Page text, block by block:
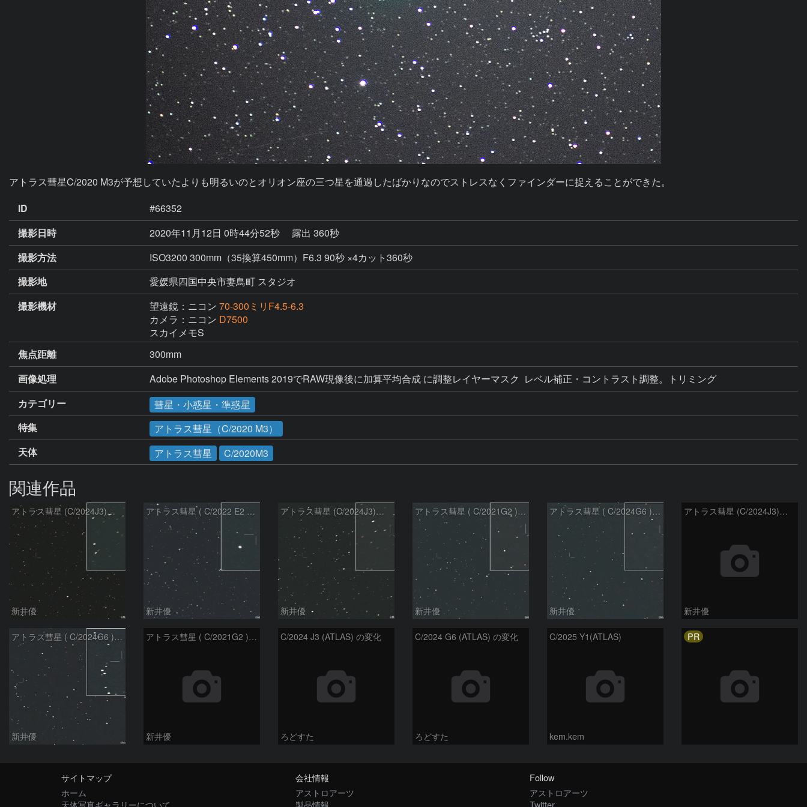
アトラス彗星C/2020 M3が予想していたよりも明るいのとオリオン座の三つ星を通過したばかりなのでストレスなくファインダーに捉えることができた。
ID
#66352
撮影日時
2020年11月12日 0時44分52秒
露出 360秒
撮影方法
ISO3200 300mm（35換算450mm）F6.3 90秒 ×4カット360秒
撮影地
愛媛県四国中央市妻鳥町 スタジオ
撮影機材
望遠鏡：ニコン 70-300ミリF4.5-6.3
カメラ：ニコン D7500
スカイメモS
焦点距離
300mm
画像処理
Adobe Photoshop Elements 2019でRAW現像後に加算平均合成 に調整レイヤーマスク  レベル補正・コントラスト調整。トリミング
カテゴリー
彗星・小惑星・準惑星
特集
アトラス彗星（C/2020 M3）
天体
アトラス彗星 C/2020M3
関連作品
アトラス彗星 (C/2024J3)：2026/08/05
新井優
アトラス彗星 ( C/2022 E2 )：2026/07/27
新井優
アトラス彗星 (C/2024J3)：2026/07/26
新井優
アトラス彗星 ( C/2021G2 )：2026/07/09
新井優
アトラス彗星 ( C/2024G6 )：2026/07/09
新井優
アトラス彗星 (C/2024J3)：2026/07/09
新井優
アトラス彗星 ( C/2024G6 )：2026/07/08
新井優
アトラス彗星 ( C/2021G2 )：2026/07/08
新井優
C/2024 J3 (ATLAS) の変化
ろどすた
C/2024 G6 (ATLAS) の変化
ろどすた
C/2025 Y1(ATLAS)
kem.kem
PR
サイトマップ
ホーム
天体写真ギャラリーについて
会社情報
アストロアーツ
製品情報
Follow
アストロアーツ
Twitter